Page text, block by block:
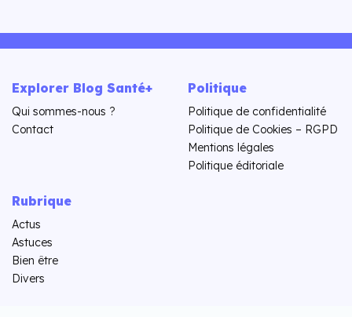
Explorer Blog Santé+
Qui sommes-nous ?
Contact
Politique
Politique de confidentialité
Politique de Cookies – RGPD
Mentions légales
Politique éditoriale
Rubrique
Actus
Astuces
Bien être
Divers